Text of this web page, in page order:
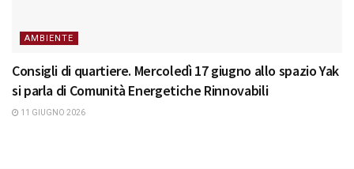
AMBIENTE
Consigli di quartiere. Mercoledì 17 giugno allo spazio Yak
si parla di Comunità Energetiche Rinnovabili
11 GIUGNO 2026